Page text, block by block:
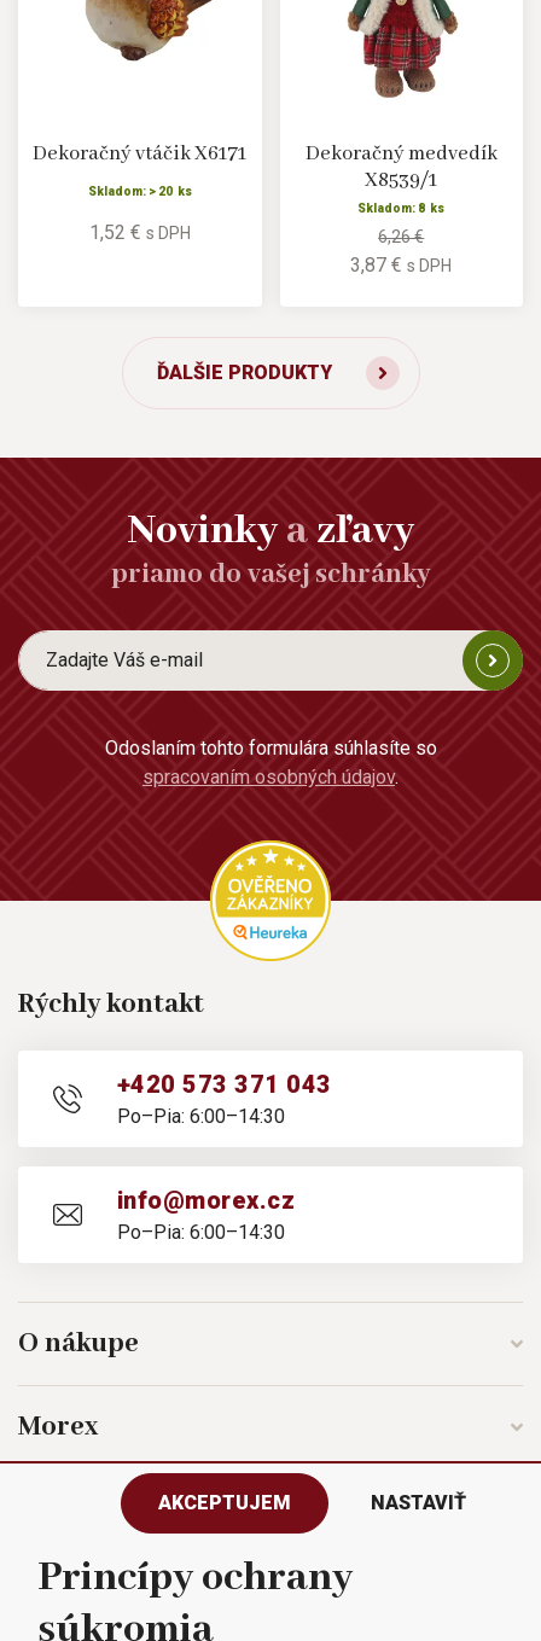
Dekoračný vtáčik X6171
Skladom: > 20 ks
1,52 € s DPH
Dekoračný medvedík
X8539/1
Skladom: 8 ks
6,26 €
3,87 €s DPH
ĎALŠIE PRODUKTY
Novinkyazľavy
priamo do vašej schránky
Odoslaním tohto formulára súhlasíte so
spracovaním osobných údajov.
Rýchly kontakt
+420 573 371 043
Po–Pia: 6:00–14:30
info@morex.cz
Po–Pia: 6:00–14:30
O nákupe
Morex
Sledujte nás
AKCEPTUJEM NASTAVIŤ
Princípy ochrany
súkromia